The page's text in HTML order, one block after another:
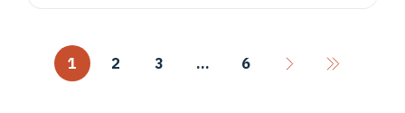
1 2 3 … 6